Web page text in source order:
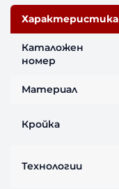
Характеристика
Каталожен
номер
Материал
Кройка
Технологии